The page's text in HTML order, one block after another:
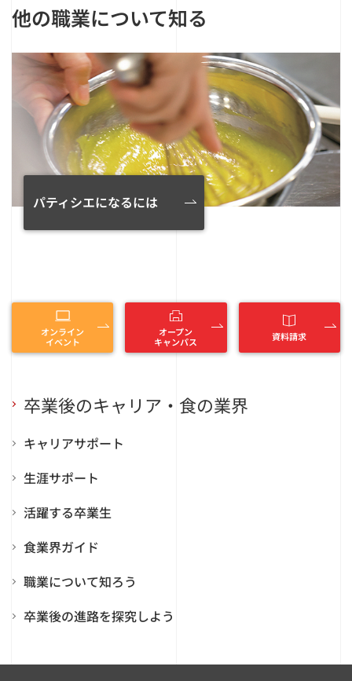
他の職業について知る
パティシエになるには
オンライン
イベント
オープン
キャンパス
資料請求
卒業後のキャリア・食の業界
キャリアサポート
生涯サポート
活躍する卒業生
食業界ガイド
職業について知ろう
卒業後の進路を探究しよう